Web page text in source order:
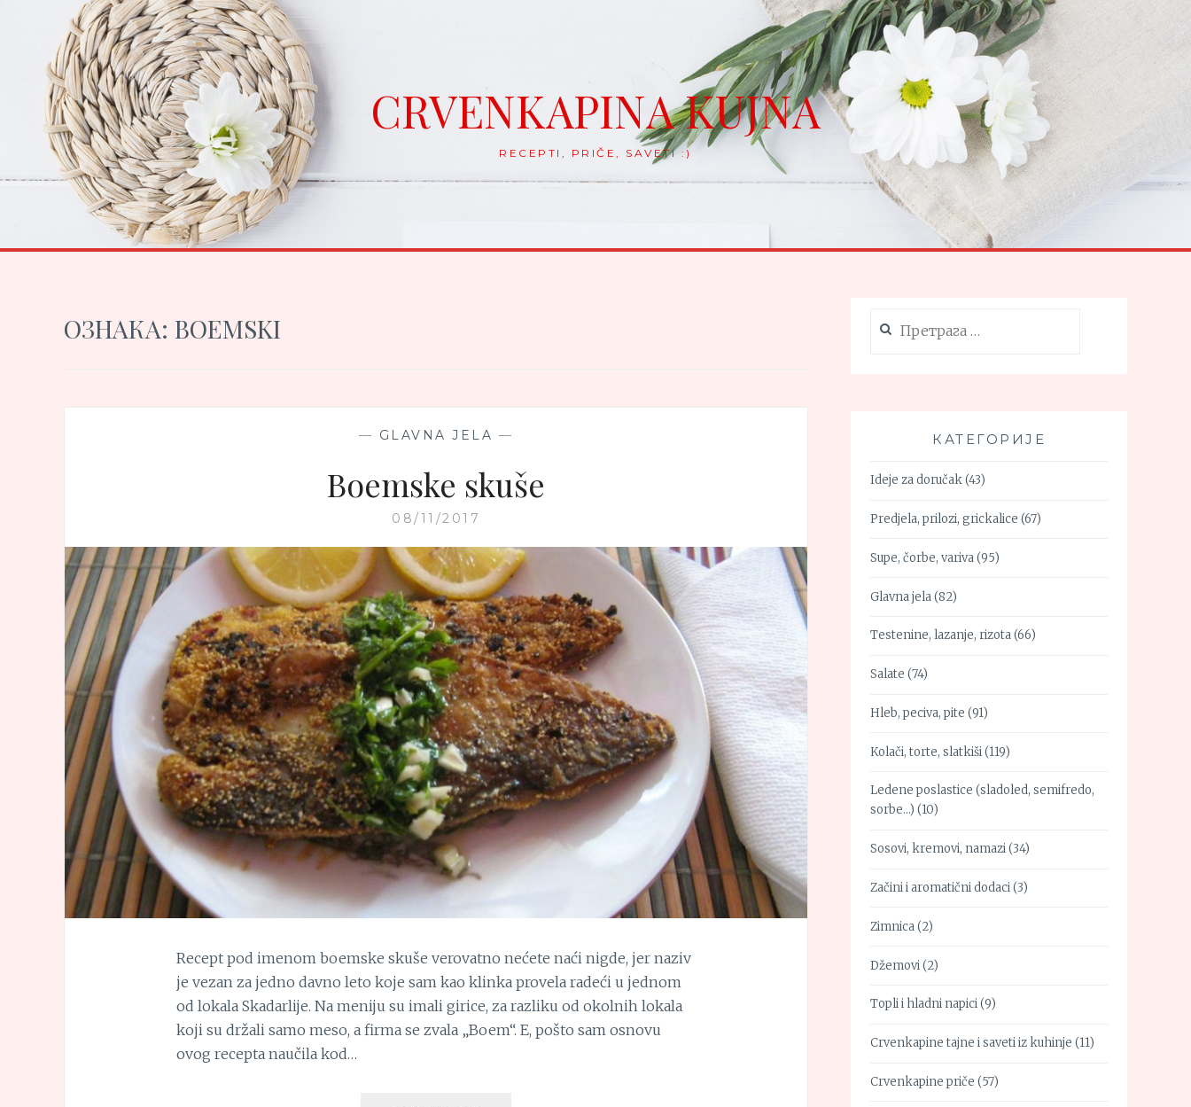
content
CRVENKAPINA KUJNA
RECEPTI, PRIČE, SAVETI :)
ОЗНАКА: BOEMSKI
— GLAVNA JELA —
Boemske skuše
08/11/2017
Recept pod imenom boemske skuše verovatno nećete naći nigde, jer naziv
je vezan za jedno davno leto koje sam kao klinka provela radeći u jednom
od lokala Skadarlije. Na meniju su imali girice, za razliku od okolnih lokala
koji su držali samo meso, a firma se zvala „Boem“. E, pošto sam osnovu
ovog recepta naučila kod…
за:
КАТЕГОРИЈЕ
Ideje za doručak(43)
Predjela, prilozi, grickalice (67)
Supe, čorbe, variva(95)
Glavna jela(82)
Testenine, lazanje, rizota(66)
Salate (74)
Hleb, peciva, pite (91)
Kolači, torte, slatkiši(119)
Ledene poslastice (sladoled, semifredo,
sorbe…) (10)
Sosovi, kremovi, namazi(34)
Začini i aromatični dodaci(3)
Zimnica(2)
Džemovi(2)
Topli i hladni napici(9)
Crvenkapine tajne i saveti iz kuhinje (11)
Crvenkapine priče (57)